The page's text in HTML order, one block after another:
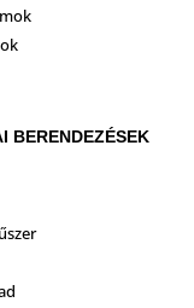
BERENDEZÉSEK